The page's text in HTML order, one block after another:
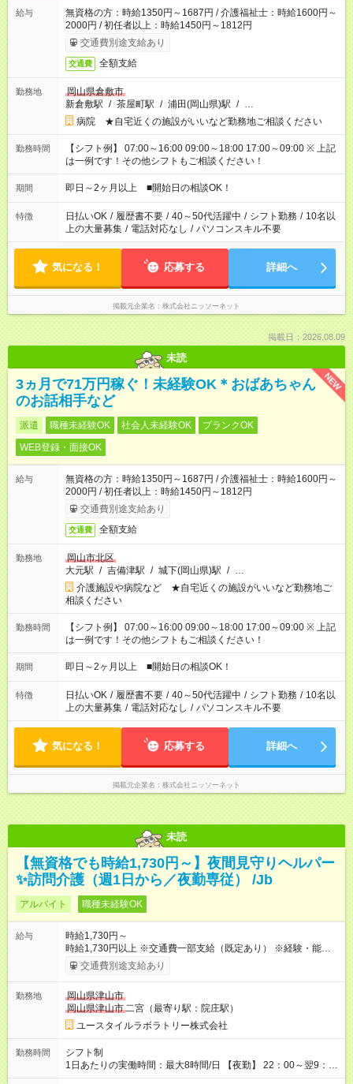
給与
無資格の方：時給1350円～1687円 / 介護福祉士：時給1600円～
2000円 / 初任者以上：時給1450円～1812円
交通費別途支給あり
交通費 全額支給
勤務地
岡山県倉敷市
新倉敷駅 / 茶屋町駅 / 浦田(岡山県)駅 / …
病院 ★自宅近くの施設がいいなど勤務地ご相談ください
勤務時間
【シフト例】 07:00～16:00 09:00～18:00 17:00～09:00 ※ 上記
は一例です！その他シフトもご相談ください！
期間 即日～2ヶ月以上 ■開始日の相談OK！
特徴 日払いOK / 履歴書不要 / 40～50代活躍中 / シフト勤務 / 10名以
上の大量募集 / 電話対応なし / パソコンスキル不要
気になる！ 応募する 詳細へ
掲載元企業名 株式会社ニッソーネット
掲載日：2026.08.09
未読
NEW
3ヵ月で71万円稼ぐ！未経験OK＊おばあちゃん
のお話相手など
派遣 職種未経験OK 社会人未経験OK
ブランクOK
WEB登録・面接OK
給与
無資格の方：時給1350円～1687円 / 介護福祉士：時給1600円～
2000円 / 初任者以上：時給1450円～1812円
交通費別途支給あり
交通費 全額支給
勤務地
岡山市北区
大元駅 / 吉備津駅 / 城下(岡山県)駅 / …
介護施設や病院など ★自宅近くの施設がいいなど勤務地ご
相談ください
勤務時間
【シフト例】 07:00～16:00 09:00～18:00 17:00～09:00 ※ 上記
は一例です！その他シフトもご相談ください！
期間 即日～2ヶ月以上 ■開始日の相談OK！
特徴 日払いOK / 履歴書不要 / 40～50代活躍中 / シフト勤務 / 10名以
上の大量募集 / 電話対応なし / パソコンスキル不要
気になる！ 応募する 詳細へ
掲載元企業名 株式会社ニッソーネット
未読
【無資格でも時給1,730円～】夜間見守りヘルパー
✨訪問介護（週1日から／夜勤専従） /Jb
アルバイト 職種未経験OK
給与
時給1,730円～
時給1,730円以上 ※交通費一部支給（既定あり） ※経験・能力を
考慮して決定します 【収入例】 週1回勤務の場合：1,730円×8時
間×4回=5万5,360円 週3回勤務の場合：1,730円×8時間×12回
月 ※ 雇用形態と給与に、本採用時と異なる部分があります。 雇
用形態：本採用時と同じです。 給与：時給 1,480円以上
交通費別途支給あり
勤務地
岡山県津山市
岡山県津山市二宮（最寄り駅：院庄駅）
ユースタイルラボラトリー株式会社
勤務時間
シフト制
1日あたりの実働時間：最大8時間/日 【夜勤】 22：00～翌9：
00 ※週1日～OK ／ 夜勤専従 ＊＊ 勤務時間例 ＊＊ ■22時か